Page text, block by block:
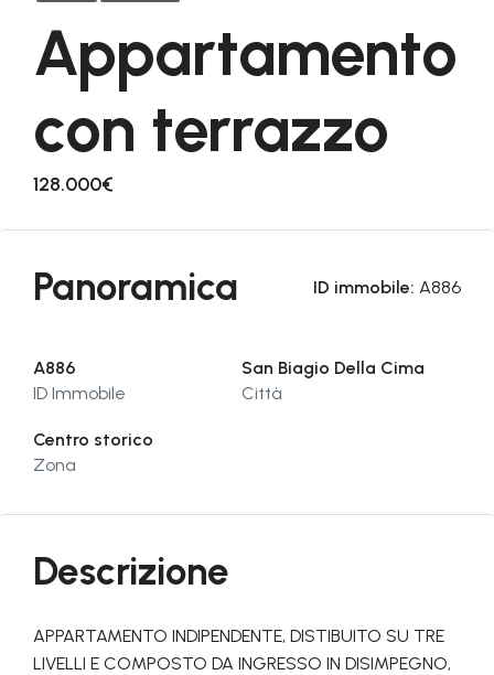
Appartamento
con terrazzo
128.000€
Panoramica ID immobile: A886
A886
ID Immobile
San Biagio Della Cima
Città
Centro storico
Zona
Descrizione
APPARTAMENTO INDIPENDENTE, DISTIBUITO SU TRE
LIVELLI E COMPOSTO DA INGRESSO IN DISIMPEGNO,